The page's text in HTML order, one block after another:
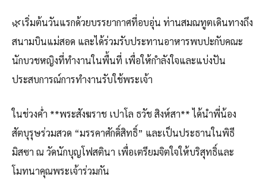
🌿เริ่มต้นวันแรกด้วยบรรยากาศที่อบอุ่น ท่านสมณทูตเดินทางถึง
สนามบินแม่สอด และได้ร่วมรับประทานอาหารพบปะกับคณะ
นักบวชหญิงที่ทำงานในพื้นที่ เพื่อให้กำลังใจและแบ่งปัน
ประสบการณ์การทำงานรับใช้พระเจ้า
ในช่วงค่ำ **พระสังฆราช เปาโล ธวัช สิงห์สา** ได้นำพี่น้อง
สัตบุรุษร่วมสวด “มรรคาศักดิ์สิทธิ์” และเป็นประธานในพิธี
มิสซา ณ วัดนักบุญโฟสตินา เพื่อเตรียมจิตใจให้บริสุทธิ์และ
โมทนาคุณพระเจ้าร่วมกัน